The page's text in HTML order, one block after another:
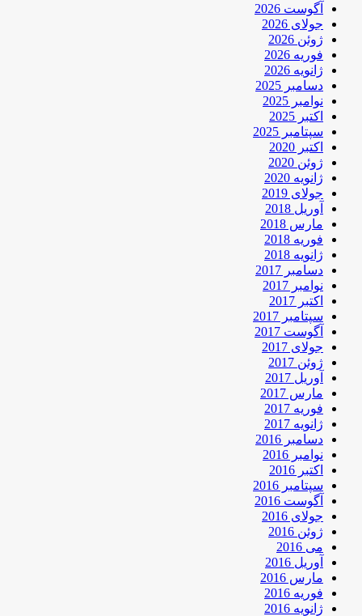
آگوست 2026
جولای 2026
ژوئن 2026
فوریه 2026
ژانویه 2026
دسامبر 2025
نوامبر 2025
اکتبر 2025
سپتامبر 2025
اکتبر 2020
ژوئن 2020
ژانویه 2020
جولای 2019
آوریل 2018
مارس 2018
فوریه 2018
ژانویه 2018
دسامبر 2017
نوامبر 2017
اکتبر 2017
سپتامبر 2017
آگوست 2017
جولای 2017
ژوئن 2017
آوریل 2017
مارس 2017
فوریه 2017
ژانویه 2017
دسامبر 2016
نوامبر 2016
اکتبر 2016
سپتامبر 2016
آگوست 2016
جولای 2016
ژوئن 2016
می 2016
آوریل 2016
مارس 2016
فوریه 2016
ژانویه 2016